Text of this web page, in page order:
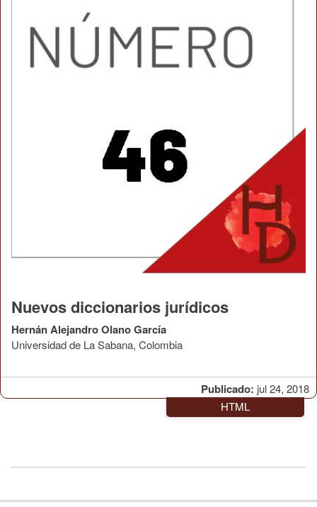
Publicado: jul 24, 2018
Nuevos diccionarios jurídicos
Hernán Alejandro Olano García
Universidad de La Sabana, Colombia
HTML